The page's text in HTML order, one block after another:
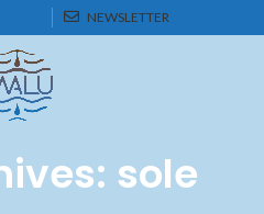
NEWSLETTER
sole